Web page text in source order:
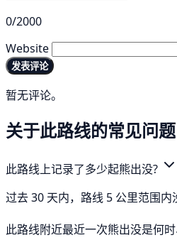
0/2000
Website
发表评论
暂无评论。
关于此路线的常见问题
此路线上记录了多少起熊出没?
过去 30 天内，路线 5 公里范围内
此路线附近最近一次熊出没是何